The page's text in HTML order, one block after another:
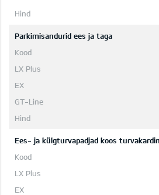
Parkimisandurid ees ja taga
Ees- ja külgturvapadjad koos